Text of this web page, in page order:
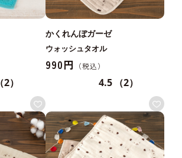
（2）
かくれんぼガーゼ
ウォッシュタオル
990円
4.5 （2）